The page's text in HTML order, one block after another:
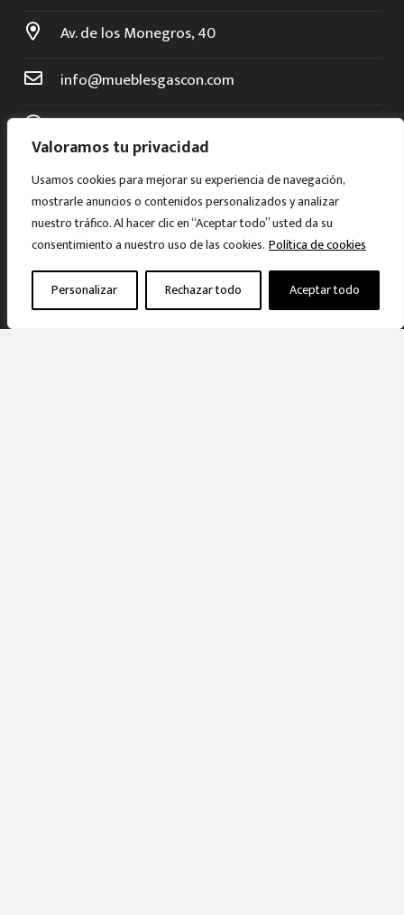
Valoramos tu privacidad
Usamos cookies para mejorar su experiencia de navegación,
mostrarle anuncios o contenidos personalizados y analizar
nuestro tráfico. Al hacer clic en “Aceptar todo” usted da su
consentimiento a nuestro uso de las cookies. Política de cookies
Personalizar Rechazar todo Aceptar todo
Av. de los Monegros, 40
info@mueblesgascon.com
Horario:
Lunes a viernes:
9.30h A 13.30 y 17.00h A 20h.
Sábados: 10:00h A 13.30h
Tardes con cita previa.